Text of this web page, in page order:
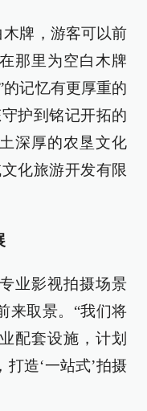
木牌，游客可以前
那里为空白木牌
记忆有更厚重的
护到铭记开拓的
深厚的农垦文化
化旅游开发有限
业影视拍摄场景
来取景。“我们将
配套设施，计划
造‘一站式’拍摄